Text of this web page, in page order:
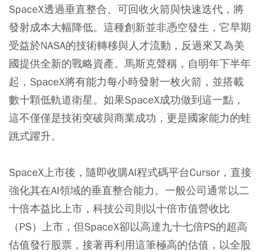
SpaceX透過垂直整合、可回收火箭與快速迭代，將
發射成本大幅降低。這種創新並非憑空發生，它早期
受益於NASA的技術轉移與人才流動，反過來又為美
國提供全新的戰略資產。馬斯克聲稱，自明年下半年
起，SpaceX將有能力每小時發射一枚火箭，並搭載
數十顆低軌道衛星。如果SpaceX成功做到這一點，
這不僅僅是技術突破與商業成功，更是國家能力的蛙
跳式躍升。
SpaceX上市後，隨即收購AI程式碼平台Cursor，直接
強化其在AI領域的垂直整合能力。一般公司通常以二
十倍本益比上市，科技公司則以十倍市值營收比
（PS）上市，但SpaceX卻以高達九十七倍PS的超高
估值發行股票，接著再利用這筆極高的估值，以全股